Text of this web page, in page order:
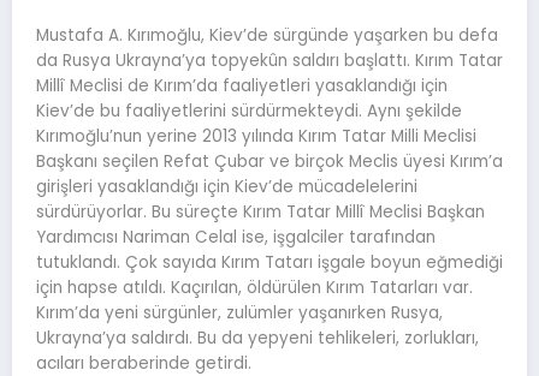
Mustafa A. Kırımoğlu, Kiev’de sürgünde yaşarken bu defa
da Rusya Ukrayna’ya topyekûn saldırı başlattı. Kırım Tatar
Millî Meclisi de Kırım’da faaliyetleri yasaklandığı için
Kiev’de bu faaliyetlerini sürdürmekteydi. Aynı şekilde
Kırımoğlu’nun yerine 2013 yılında Kırım Tatar Milli Meclisi
Başkanı seçilen Refat Çubar ve birçok Meclis üyesi Kırım’a
girişleri yasaklandığı için Kiev’de mücadelelerini
sürdürüyorlar. Bu süreçte Kırım Tatar Millî Meclisi Başkan
Yardımcısı Nariman Celal ise, işgalciler tarafından
tutuklandı. Çok sayıda Kırım Tatarı işgale boyun eğmediği
için hapse atıldı. Kaçırılan, öldürülen Kırım Tatarları var.
Kırım’da yeni sürgünler, zulümler yaşanırken Rusya,
Ukrayna’ya saldırdı. Bu da yepyeni tehlikeleri, zorlukları,
acıları beraberinde getirdi.